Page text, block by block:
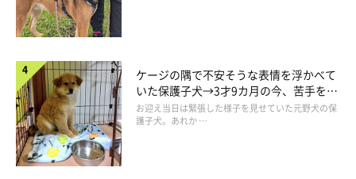
別の日に撮影した動画。おもちゃを外に出すのが上達しました！
@okome_1224
ケージの隅で不安そうな表情を浮かべて
いた保護子犬→3才9カ月の今、苦手を克
服し頼もしいコに成長！
お迎え当日は緊張した様子を見せていた元野犬の保
護子犬。あれか …